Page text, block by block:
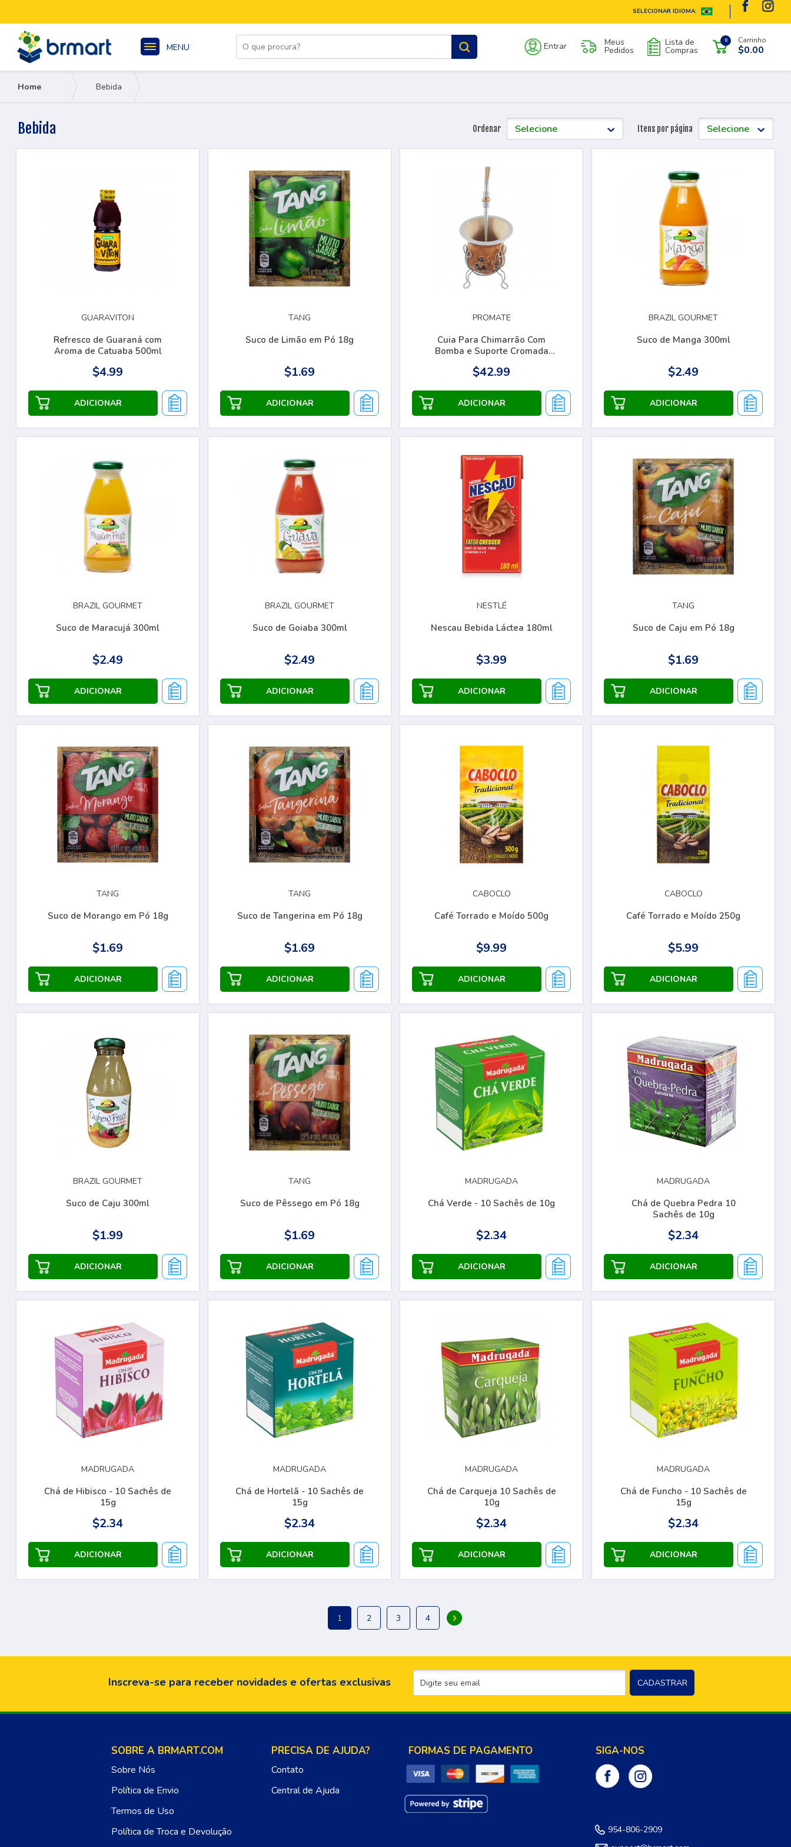
SELECIONAR IDIOMA:
MENU Entrar Meus
Pedidos
Lista de
Compras
0 Carrinho
$0.00
Home Bebida
Bebida Ordenar Itens por página
GUARAVITON
Refresco de Guaraná com
Aroma de Catuaba 500ml
$4.99
TANG
Suco de Limão em Pó 18g
$1.69
PROMATE
Cuia Para Chimarrão Com
Bomba e Suporte Cromada
$42.99
BRAZIL GOURMET
Suco de Manga 300ml
$2.49
BRAZIL GOURMET
Suco de Maracujá 300ml
$2.49
BRAZIL GOURMET
Suco de Goiaba 300ml
$2.49
NESTLÉ
Nescau Bebida Láctea 180ml
$3.99
TANG
Suco de Caju em Pó 18g
$1.69
TANG
Suco de Morango em Pó 18g
$1.69
TANG
Suco de Tangerina em Pó 18g
$1.69
CABOCLO
Café Torrado e Moído 500g
$9.99
CABOCLO
Café Torrado e Moído 250g
$5.99
BRAZIL GOURMET
Suco de Caju 300ml
$1.99
TANG
Suco de Pêssego em Pó 18g
$1.69
MADRUGADA
Chá Verde - 10 Sachês de 10g
$2.34
MADRUGADA
Chá de Quebra Pedra 10
Sachês de 10g
$2.34
MADRUGADA
Chá de Hibisco - 10 Sachês de
15g
$2.34
MADRUGADA
Chá de Hortelã - 10 Sachês de
15g
$2.34
MADRUGADA
Chá de Carqueja 10 Sachês de
10g
$2.34
MADRUGADA
Chá de Funcho - 10 Sachês de
15g
$2.34
1 2 3 4
Inscreva-se para receber novidades e ofertas exclusivas
SOBRE A BRMART.COM
Sobre Nós
Política de Envio
Termos de Uso
Política de Troca e Devolução
PRECISA DE AJUDA?
Contato
Central de Ajuda
FORMAS DE PAGAMENTO SIGA-NOS
954-806-2909